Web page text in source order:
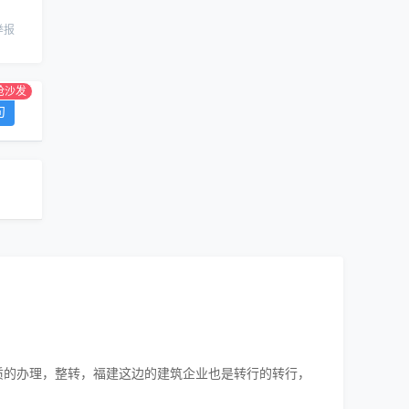
报
沙发
办理，整转，福建这边的建筑企业也是转行的转行，